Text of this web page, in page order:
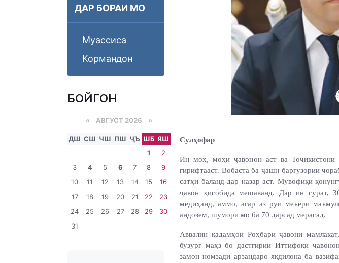
ДАР БОРАИ МО
Муассиса
Кормандон
БОЙГОНӢ
« АВГУСТ 2026 »
ДШ СШ ЧШ ПШ ҶЪ ШБ ЯШ
1
2
3
4 5 6 7 8
9
10
11 12 13 14 15
16
17
18 19 20 21 22
23
24
25 26 27 28 29
30
31
Сулҳофар
Ин моҳ, моҳи ҷавонон аст ва Тоҷикистони
гирифтааст. Вобаста ба ҷашн баргузории
сатҳи баланд дар назар аст. Мувофиқи
ҷавон ҳисобида мешаванд. Дар ин сурат,
медиҳанд, аммо, агар аз рӯи меъёри
андозем, шумори мо ба 70 дарсад мерасад.
Аввалин қадамҳои Роҳбари ҷавони
бузург маҳз бо дастгирии Иттифоқи
замон номзади арзандаро якдилона ба